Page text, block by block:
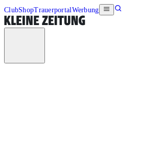
ClubShopTrauerportalWerbung